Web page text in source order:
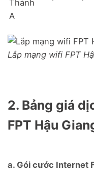
Thành
A
Lắp mạng wifi FPT
2. Bảng giá
FPT Hậu
a. Gói cước Internet